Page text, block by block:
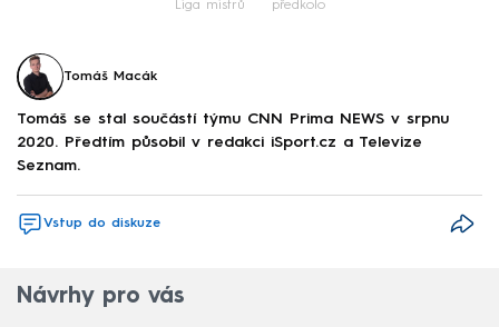
Liga mistrů předkolo
Tomáš Macák
Tomáš se stal součástí týmu CNN Prima NEWS v srpnu
2020. Předtím působil v redakci iSport.cz a Televize
Seznam.
Vstup do diskuze
Návrhy pro vás